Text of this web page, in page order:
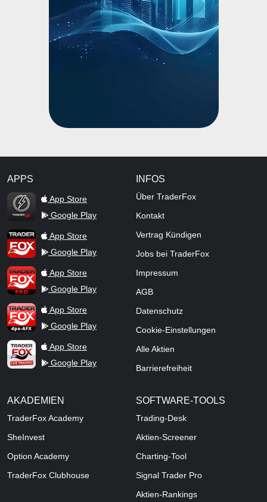
APPS
TraderFox Flash
App Store
Google Play
TraderFox AppApp Store
Google Play
TraderFox ProApp Store
Google Play
TraderFox dpa-AFX ProFeed
App Store
Google Play
TraderFox Live Trading
App Store
Google Play
INFOS
Über TraderFox
Kontakt
Vertrag Kündigen
Jobs bei TraderFox
Impressum
AGB
Datenschutz
Cookie-Einstellungen
Alle Aktien
Barrierefreiheit
AKADEMIEN
TraderFox Academy
SheInvest
Option Academy
TraderFox Clubhouse
SOFTWARE-TOOLS
Trading-Desk
Aktien-Screener
Charting-Tool
Signal Trader Pro
Aktien-Rankings